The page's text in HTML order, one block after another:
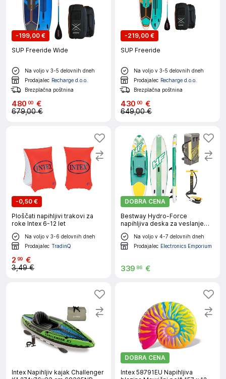
-199,00 €
SUP Freeride Wide
Na voljo v 3-5 delovnih dneh
Prodajalec Recharge d.o.o.
Brezplačna poštnina
480 00 €
679,00 €
-219,00 €
SUP Freeride
Na voljo v 3-5 delovnih dneh
Prodajalec Recharge d.o.o.
Brezplačna poštnina
430 00 €
649,00 €
-0,50 €
Ploščati napihljivi trakovi za
roke Intex 6-12 let
Na voljo v 3-6 delovnih dneh
Prodajalec TradinQ
2 99 €
3,49 €
DOBRA CENA
Bestway Hydro-Force
napihljiva deska za veslanje
340 cm Freesoul Tech
Na voljo v 4-7 delovnih dneh
Prodajalec Electronics Emporium
339 86 €
Intex Napihljiv kajak Challenger
DOBRA CENA
Intex 58791EU Napihljiva